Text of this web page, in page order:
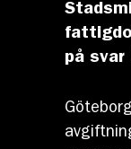
på svar